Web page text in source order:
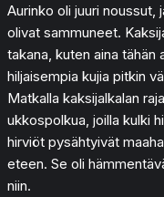
Aurinko oli juuri noussut,
olivat sammuneet.
takana, kuten aina tähän
hiljaisempia kujia pitkin
Matkalla kaksijalkalan
ukkospolkua, joilla kulki
hirviöt pysähtyivät
eteen. Se oli
niin.